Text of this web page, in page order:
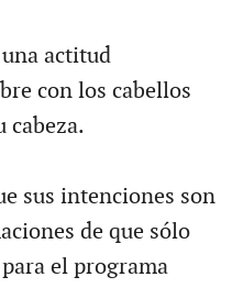
actitud
con los cabellos
cabeza.
sus intenciones son
de que sólo
el programa